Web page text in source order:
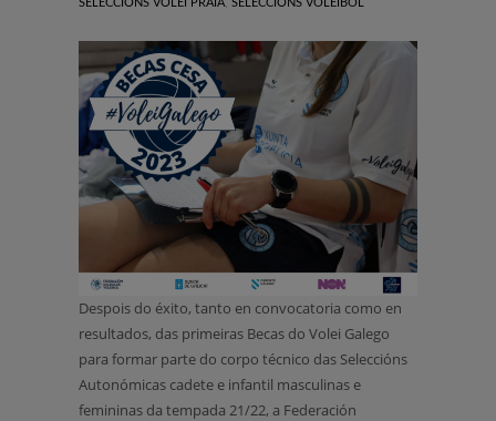
SELECCIÓNS VÓLEI PRAIA SELECCIÓNS VOLEIBOL
Despois do éxito, tanto en convocatoria como en
resultados, das primeiras Becas do Volei Galego
para formar parte do corpo técnico das Seleccións
Autonómicas cadete e infantil masculinas e
femininas da tempada 21/22, a Federación